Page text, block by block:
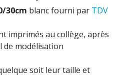
30cm blanc fourni par TDV
imprimés au collège, après
de modélisation
soit leur taille et